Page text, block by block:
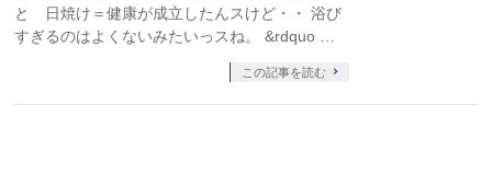
と 日焼け＝健康が成立したんスけど・・ 浴び
すぎるのはよくないみたいっスね。 &rdquo …
この記事を読む